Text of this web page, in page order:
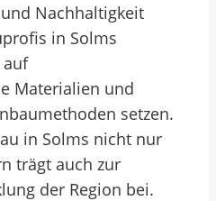
Nachhaltigkeit
in Solms
auf
Materialien und
setzen.
in Solms nicht nur
trägt auch zur
der Region bei.